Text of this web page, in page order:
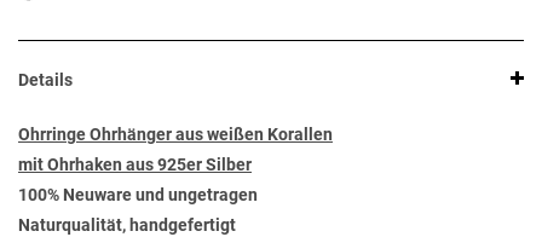
Details
Ohrringe Ohrhänger aus weißen Korallen
mit Ohrhaken aus 925er Silber
100% Neuware und ungetragen
Naturqualität, handgefertigt